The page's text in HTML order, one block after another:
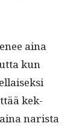
aina
kun
kek­
nar­ista